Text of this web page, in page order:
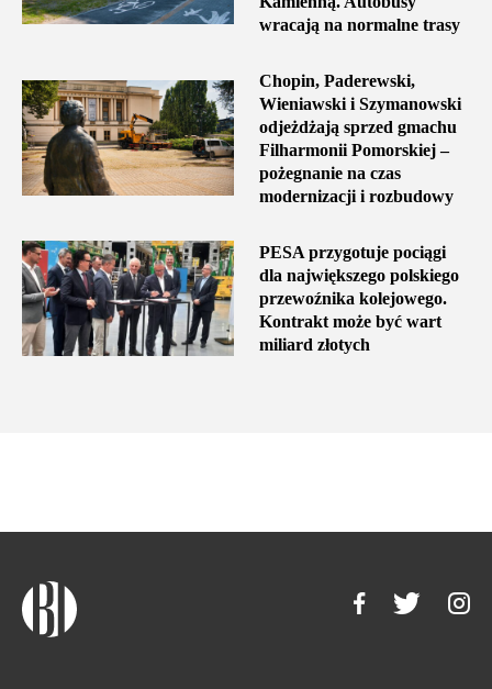
wracają na normalne trasy
Chopin, Paderewski,
Wieniawski i Szymanowski
odjeżdżają sprzed gmachu
Filharmonii Pomorskiej –
pożegnanie na czas
modernizacji i rozbudowy
PESA przygotuje pociągi
dla największego polskiego
przewoźnika kolejowego.
Kontrakt może być wart
miliard złotych